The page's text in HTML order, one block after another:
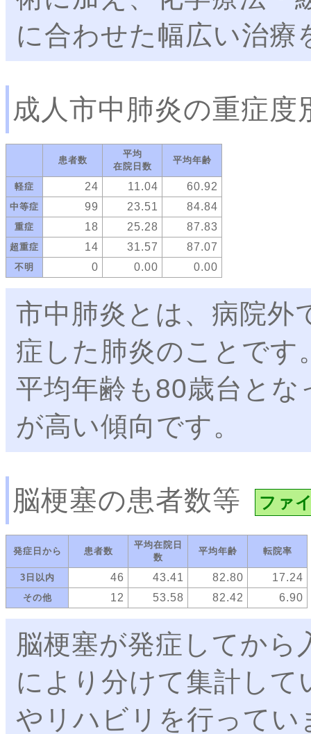
に合わせた幅広い治療
成人市中肺炎の重症度
患者数
平均
在院日数
平均年齢
軽症 24 11.04 60.92
中等症 99 23.51 84.84
重症 18 25.28 87.83
超重症 14 31.57 87.07
不明 0 0.00 0.00
市中肺炎とは、病院外
症した肺炎のことです
平均年齢も80歳台と
が高い傾向です。
脳梗塞の患者数等 ファ
発症日から 患者数
平均在院日
数
平均年齢 転院率
3日以内 46 43.41 82.80 17.24
その他 12 53.58 82.42 6.90
脳梗塞が発症してか
により分けて集計して
やリハビリを行ってい